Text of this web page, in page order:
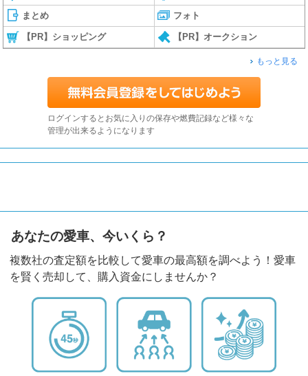
まとめ フォト
【PR】ショッピング 【PR】オークション
もっと見る
ログインするとお気に入りの保存や燃費記録など様々な
管理が出来るようになります
あなたの愛車、今いくら？
複数社の査定額を比較して愛車の最高額を調べよう！愛車
を賢く売却して、購入資金にしませんか？